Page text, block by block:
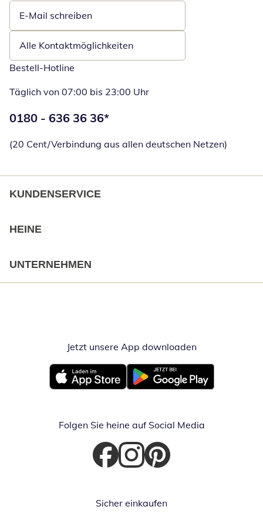
E-Mail schreiben
Öffnet E-Mail-Client
Alle Kontaktmöglichkeiten
Bestell-Hotline
Täglich von 07:00 bis 23:00 Uhr
Telefonnummer:
0180 - 636 36 36*
(20 Cent/Verbindung aus allen deutschen Netzen)
KUNDENSERVICE
HEINE
UNTERNEHMEN
Jetzt unsere App downloadenÖffnet in
Öffnet in neuem FensterÖffnet in neuem Fenster
Folgen Sie heine auf Social Media
Öffnet in neuem Fenster
Öffnet in neuem Fenster
Öffnet in neuem Fenster
Sicher einkaufen